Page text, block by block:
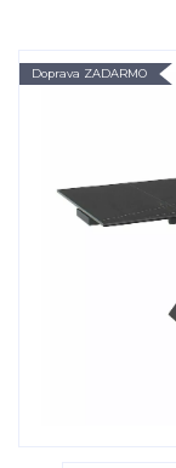
Doprava ZADARMO